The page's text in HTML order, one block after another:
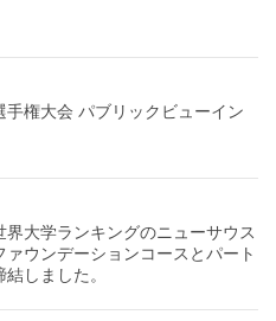
手権大会 パブリックビューイン
大学ランキングのニューサウス
ウンデーションコースとパート
しました。